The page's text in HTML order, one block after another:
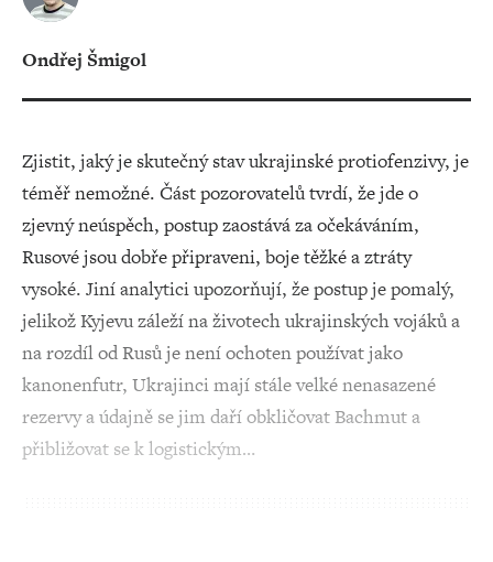
Ondřej Šmigol
Zjistit, jaký je skutečný stav ukrajinské protiofenzivy, je
téměř nemožné. Část pozorovatelů tvrdí, že jde o
zjevný neúspěch, postup zaostává za očekáváním,
Rusové jsou dobře připraveni, boje těžké a ztráty
vysoké. Jiní analytici upozorňují, že postup je pomalý,
jelikož Kyjevu záleží na životech ukrajinských vojáků a
na rozdíl od Rusů je není ochoten používat jako
kanonenfutr, Ukrajinci mají stále velké nenasazené
rezervy a údajně se jim daří obkličovat Bachmut a
přibližovat se k logistickým…